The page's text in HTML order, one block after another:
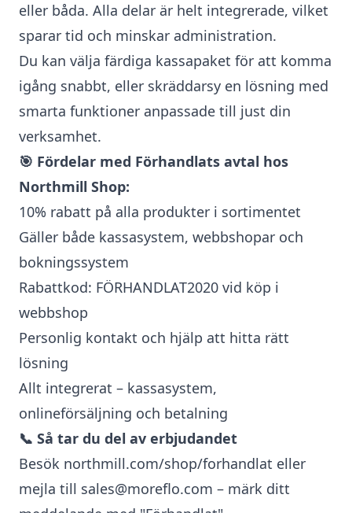
eller båda. Alla delar är helt integrerade, vilket
sparar tid och minskar administration.
Du kan välja färdiga kassapaket för att komma
igång snabbt, eller skräddarsy en lösning med
smarta funktioner anpassade till just din
verksamhet.
🎯 Fördelar med Förhandlats avtal hos
Northmill Shop:
10% rabatt på alla produkter i sortimentet
Gäller både kassasystem, webbshopar och
bokningssystem
Rabattkod: FÖRHANDLAT2020 vid köp i
webbshop
Personlig kontakt och hjälp att hitta rätt
lösning
Allt integrerat – kassasystem,
onlineförsäljning och betalning
📞 Så tar du del av erbjudandet
Besök northmill.com/shop/forhandlat eller
mejla till sales@moreflo.com – märk ditt